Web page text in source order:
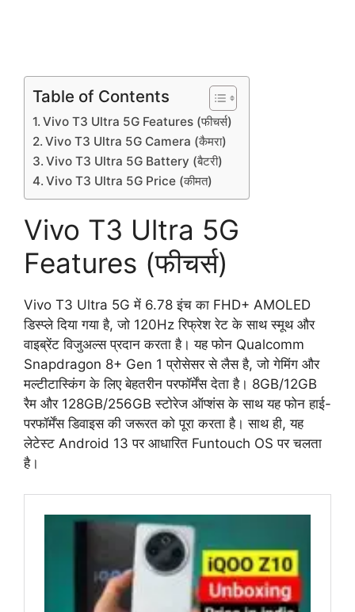
Table of Contents
Vivo T3 Ultra 5G Features (फीचर्स)
Vivo T3 Ultra 5G Camera (कैमरा)
Vivo T3 Ultra 5G Battery (बैटरी)
Vivo T3 Ultra 5G Price (कीमत)
Vivo T3 Ultra 5G
Features (फीचर्स)
Vivo T3 Ultra 5G में 6.78 इंच का FHD+ AMOLED
डिस्प्ले दिया गया है, जो 120Hz रिफ्रेश रेट के साथ स्मूथ और
वाइब्रेंट विजुअल्स प्रदान करता है। यह फोन Qualcomm
Snapdragon 8+ Gen 1 प्रोसेसर से लैस है, जो गेमिंग और
मल्टीटास्किंग के लिए बेहतरीन परफॉर्मेंस देता है। 8GB/12GB
रैम और 128GB/256GB स्टोरेज ऑप्शंस के साथ यह फोन हाई-
परफॉर्मेंस डिवाइस की जरूरत को पूरा करता है। साथ ही, यह
लेटेस्ट Android 13 पर आधारित Funtouch OS पर चलता
है।